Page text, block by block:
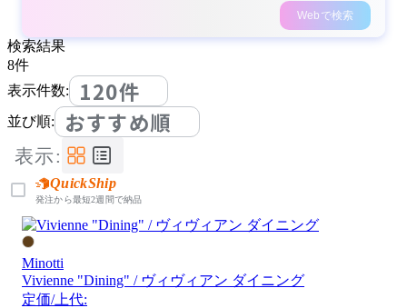
Webで検索
検索結果
8件
表示件数:
120件
並び順: おすすめ順
表示:
QuickShip
発注から最短2週間で納品
Minotti
Vivienne "Dining" / ヴィヴィアン ダイニング
定価/上代: